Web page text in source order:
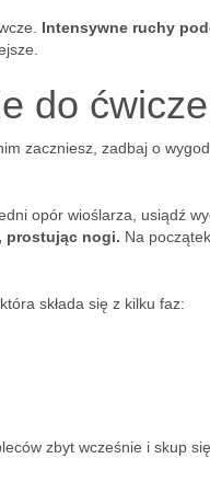
Intensywne ruchy
do
zaczniesz, zadbaj o
opór wioślarza, usiądź
prostując nogi. Na
składa się z kilku faz:
zbyt wcześnie i skup